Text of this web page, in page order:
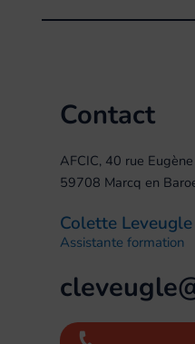
Contact
AFCIC, 40 rue
59708 Marcq en
Colette Leveugle
Assistante formation